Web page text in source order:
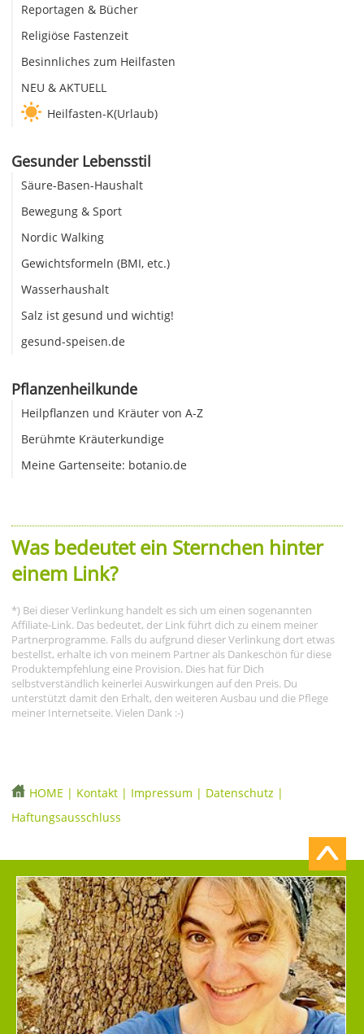
Reportagen & Bücher
Religiöse Fastenzeit
Besinnliches zum Heilfasten
NEU & AKTUELL
Heilfasten-K(Urlaub)
Gesunder Lebensstil
Säure-Basen-Haushalt
Bewegung & Sport
Nordic Walking
Gewichtsformeln (BMI, etc.)
Wasserhaushalt
Salz ist gesund und wichtig!
gesund-speisen.de
Pflanzenheilkunde
Heilpflanzen und Kräuter von A-Z
Berühmte Kräuterkundige
Meine Gartenseite: botanio.de
Was bedeutet ein Sternchen hinter
einem Link?
*) Bei dieser Verlinkung handelt es sich um einen sogenannten
Affiliate-Link. Das bedeutet, der Link führt dich zu einem meiner
Partnerprogramme. Falls du aufgrund dieser Verlinkung dort etwas
bestellst, erhalte ich von meinem Partner als Dankeschön für diese
Produktempfehlung eine Provision. Dies hat für Dich
selbstverständlich keinerlei Auswirkungen auf den Preis. Du
unterstützt damit den Erhalt, den weiteren Ausbau und die Pflege
meiner Internetseite. Vielen Dank :-)
HOME | Kontakt | Impressum | Datenschutz |
Haftungsausschluss